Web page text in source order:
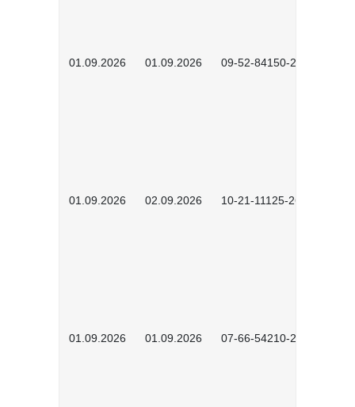
01.09.2026 01.09.2026 09-52-84150-2602
01.09.2026 02.09.2026 10-21-11125-2602
01.09.2026 01.09.2026 07-66-54210-2601